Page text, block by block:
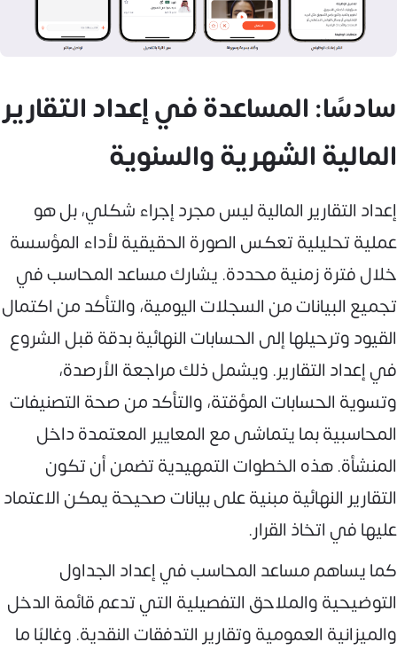
سادسًا: المساعدة في إعداد التقارير
المالية الشهرية والسنوية
إعداد التقارير المالية ليس مجرد إجراء شكلي، بل هو
عملية تحليلية تعكس الصورة الحقيقية لأداء المؤسسة
خلال فترة زمنية محددة. يشارك مساعد المحاسب في
تجميع البيانات من السجلات اليومية، والتأكد من اكتمال
القيود وترحيلها إلى الحسابات النهائية بدقة قبل الشروع
في إعداد التقارير. ويشمل ذلك مراجعة الأرصدة،
وتسوية الحسابات المؤقتة، والتأكد من صحة التصنيفات
المحاسبية بما يتماشى مع المعايير المعتمدة داخل
المنشأة. هذه الخطوات التمهيدية تضمن أن تكون
التقارير النهائية مبنية على بيانات صحيحة يمكن الاعتماد
عليها في اتخاذ القرار.
كما يساهم مساعد المحاسب في إعداد الجداول
التوضيحية والملاحق التفصيلية التي تدعم قائمة الدخل
والميزانية العمومية وتقارير التدفقات النقدية. وغالبًا ما